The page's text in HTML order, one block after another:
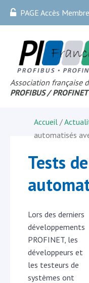
PAGE Accès Membre
Association française
PROFIBUS /
Accueil /
automatisés
Tests
Lors des derniers
développements
PROFINET, les
développeurs et
les testeurs de
systèmes ont